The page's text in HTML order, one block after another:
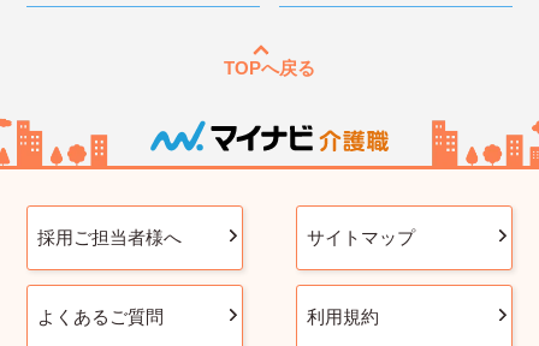
TOPへ戻る
採用ご担当者様へ サイトマップ
よくあるご質問 利用規約